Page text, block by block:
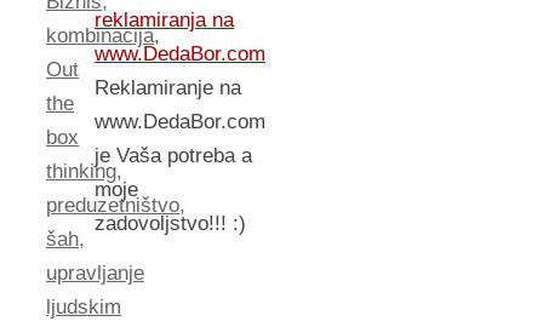
kombinacija,
Out
the
box
thinking,
preduzetništvo,
šah,
upravljanje
ljudskim
reklamiranja na
www.DedaBor.com
Reklamiranje na
www.DedaBor.com
je Vaša potreba a
moje
zadovoljstvo!!! :)